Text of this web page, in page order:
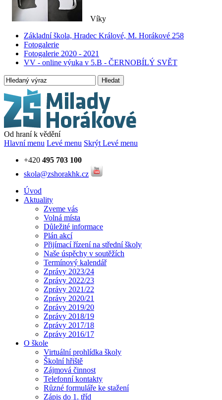
Víky
Základní škola, Hradec Králové, M. Horákové 258
Fotogalerie
Fotogalerie 2020 - 2021
VV - online výuka v 5.B - ČERNOBÍLÝ SVĚT
Hledat
Od hraní k vědění
Hlavní menu Levé menu Skrýt Levé menu
+420 495 703 100
skola@zshorakhk.cz
Úvod
Aktuality
Zveme vás
Volná místa
Důležité informace
Plán akcí
Přijímací řízení na střední školy
Naše úspěchy v soutěžích
Termínový kalendář
Zprávy 2023/24
Zprávy 2022/23
Zprávy 2021/22
Zprávy 2020/21
Zprávy 2019/20
Zprávy 2018/19
Zprávy 2017/18
Zprávy 2016/17
O škole
Virtuální prohlídka školy
Školní hřiště
Zájmová činnost
Telefonní kontakty
Různé formuláře ke stažení
Zápis do 1. tříd